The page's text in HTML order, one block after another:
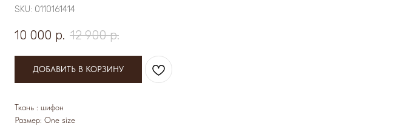
SKU: 0110161414
10 000 р. 12 900 р.
ДОБАВИТЬ В КОРЗИНУ
Ткань : шифон
Размер: One size